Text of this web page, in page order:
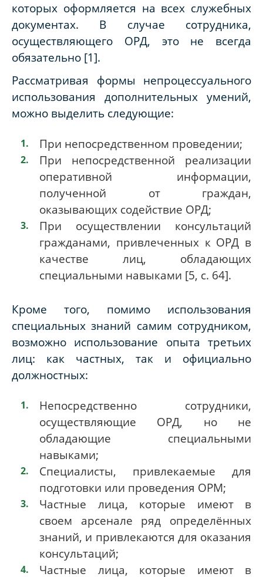
которых оформляется на всех служебных
документах. В случае сотрудника,
осуществляющего ОРД, это не всегда
обязательно [1].
Рассматривая формы непроцессуального
использования дополнительных умений,
можно выделить следующие:
При непосредственном проведении;
При непосредственной реализации
оперативной информации,
полученной от граждан,
оказывающих содействие ОРД;
При осуществлении консультаций
гражданами, привлеченных к ОРД в
качестве лиц, обладающих
специальными навыками [5, c. 64].
Кроме того, помимо использования
специальных знаний самим сотрудником,
возможно использование опыта третьих
лиц: как частных, так и официально
должностных:
Непосредственно сотрудники,
осуществляющие ОРД, но не
обладающие специальными
навыками;
Специалисты, привлекаемые для
подготовки или проведения ОРМ;
Частные лица, которые имеют в
своем арсенале ряд определённых
знаний, и привлекаются для оказания
консультаций;
Частные лица, которые имеют в